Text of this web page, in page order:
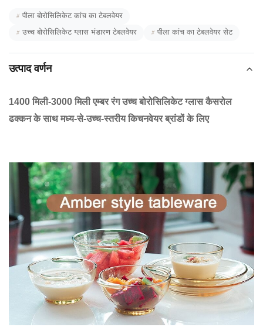
# पीला बोरोसिलिकेट कांच का टेबलवेयर
# उच्च बोरोसिलिकेट ग्लास भंडारण टेबलवेयर # पीला कांच का टेबलवेयर सेट
उत्पाद वर्णन
1400 मिली-3000 मिली एम्बर रंग उच्च बोरोसिलिकेट ग्लास कैसरोल
ढक्कन के साथ मध्य-से-उच्च-स्तरीय किचनवेयर ब्रांडों के लिए